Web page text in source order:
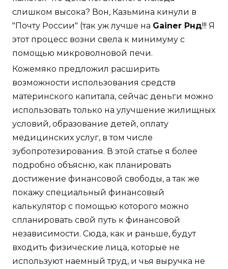
слишком высока? Вон, Казьмина кинули в
"Почту России" (так уж лучше на Gainer Рнд!!! Я
этот процесс возни свела к минимуму с
помощью микроволновой печи.
Кожемяко предложил расширить
возможности использования средств
материнского капитала, сейчас деньги можно
использовать только на улучшение жилищных
условий, образование детей, оплату
медицинских услуг, в том числе
зубопротезирования. В этой статье я более
подробно объясню, как планировать
достижение финансовой свободы, а так же
покажу специальный финансовый
калькулятор с помощью которого можно
спланировать свой путь к финансовой
независимости. Сюда, как и раньше, будут
входить физические лица, которые не
используют наемный труд, и чья выручка не